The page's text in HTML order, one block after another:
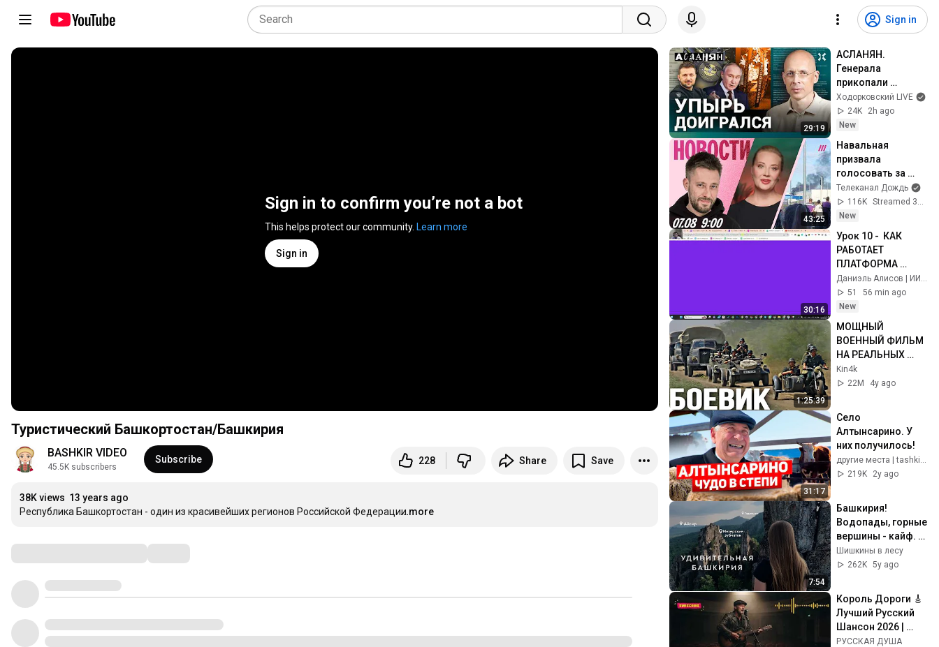
Sign in
Sign in to confirm you’re not a bot
This helps protect our community. Learn more
Sign in
Туристический Башкортостан/Башкирия
BASHKIR VIDEO
45.5K subscribers
Subscribe 228 Share Save
38K views 13 years ago
Республика Башкортостан - один из красивейших регионов Российской Федерации....more
29:19
АСЛАНЯН.
Генерала
прикопали
тайком. Погибнем
всем миром. Авто
в России — труба
Ходорковский LIVE
24K
2h ago
New
43:25
Навальная
призвала
голосовать за
«Яблоко». Новый
удар по
Wildberries. ЕГЭ
отменить
Телеканал Дождь
116K
Streamed 3h ago
New
30:16
Урок 10 -  КАК
РАБОТАЕТ
ПЛАТФОРМА
AIRTABLE  - 1 ВИД
КОЛОНОК
Даниэль Алисов | ИИ Автоматизация
51
56 min ago
New
1:25:39
МОЩНЫЙ
ВОЕННЫЙ ФИЛЬМ
НА РЕАЛЬНЫХ
СОБЫТИЯХ!
"СОРОКАПЯТКА"
ВОЙНА!
Kin4k
22M
4y ago
31:17
Село
Алтынсарино. У
них получилось!
219K
2y ago
7:54
Башкирия!
Водопады, горные
вершины - кайф.
Айгир, Инзерские
зубчатки, водопад
Шишкины в лесу
262K 5y ago
Король Дороги 🎸
Лучший Русский
Шансон 2026 |
Золотые Хиты для
РУССКАЯ ДУША